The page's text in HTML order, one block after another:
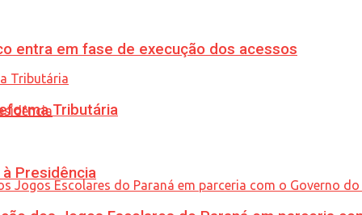
entra em fase de execução dos acessos
Presidência
Tributária